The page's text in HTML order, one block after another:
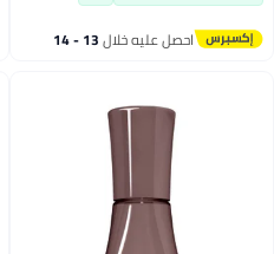
احصل عليه خلال 13 - 14